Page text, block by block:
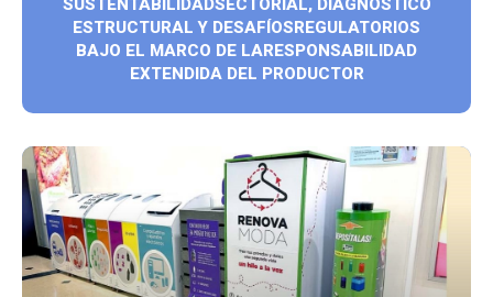
SUSTENTABILIDADSECTORIAL, DIAGNÓSTICO
ESTRUCTURAL Y DESAFÍOSREGULATORIOS
BAJO EL MARCO DE LARESPONSABILIDAD
EXTENDIDA DEL PRODUCTOR